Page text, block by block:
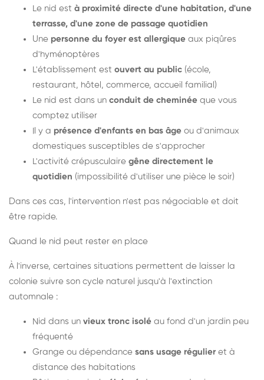
Le nid est à proximité directe d'une habitation, d'une
terrasse, d'une zone de passage quotidien
Une personne du foyer est allergique aux piqûres
d'hyménoptères
L'établissement est ouvert au public (école,
restaurant, hôtel, commerce, accueil familial)
Le nid est dans un conduit de cheminée que vous
comptez utiliser
Il y a présence d'enfants en bas âge ou d'animaux
domestiques susceptibles de s'approcher
L'activité crépusculaire gêne directement le
quotidien (impossibilité d'utiliser une pièce le soir)
Dans ces cas, l'intervention n'est pas négociable et doit
être rapide.
Quand le nid peut rester en place
À l'inverse, certaines situations permettent de laisser la
colonie suivre son cycle naturel jusqu'à l'extinction
automnale :
Nid dans un vieux tronc isolé au fond d'un jardin peu
fréquenté
Grange ou dépendance sans usage régulier et à
distance des habitations